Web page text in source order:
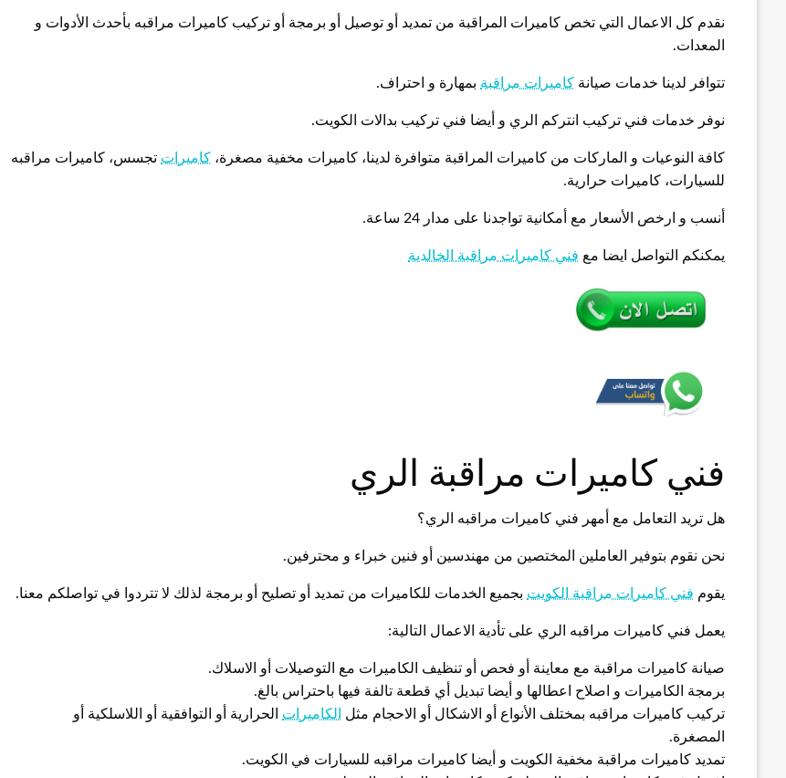
نقدم كل الاعمال التي تخص كاميرات المراقبة من تمديد أو توصيل أو برمجة أو تركيب كاميرات مراقبه بأحدث الأدوات و
المعدات.
تتوافر لدينا خدمات صيانة كاميرات مراقبة بمهارة و احتراف.
نوفر خدمات فني تركيب انتركم الري و أيضا فني تركيب بدالات الكويت.
كافة النوعيات و الماركات من كاميرات المراقبة متوافرة لدينا، كاميرات مخفية مصغرة، كاميرات تجسس، كاميرات مراقبه
للسيارات، كاميرات حرارية.
أنسب و ارخص الأسعار مع أمكانية تواجدنا على مدار 24 ساعة.
يمكنكم التواصل ايضا مع فني كاميرات مراقبة الخالدية
فني كاميرات مراقبة الري
هل تريد التعامل مع أمهر فني كاميرات مراقبه الري؟
نحن نقوم بتوفير العاملين المختصين من مهندسين أو فنين خبراء و محترفين.
يقوم فني كاميرات مراقبة الكويت بجميع الخدمات للكاميرات من تمديد أو تصليح أو برمجة لذلك لا تتردوا في تواصلكم معنا.
يعمل فني كاميرات مراقبه الري على تأدية الاعمال التالية:
صيانة كاميرات مراقبة مع معاينة أو فحص أو تنظيف الكاميرات مع التوصيلات أو الاسلاك.
برمجة الكاميرات و اصلاح اعطالها و أيضا تبديل أي قطعة تالفة فيها باحتراس بالغ.
تركيب كاميرات مراقبه بمختلف الأنواع أو الاشكال أو الاحجام مثل
الكاميرات الحرارية أو التوافقية أو اللاسلكية أو
المصغرة.
تمديد كاميرات مراقبة مخفية الكويت و أيضا كاميرات مراقبه للسيارات في الكويت.